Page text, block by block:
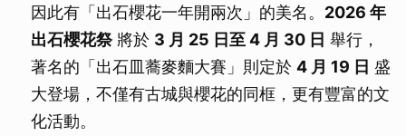
因此有「出石櫻花一年開兩次」的美名。 2026 年
出石櫻花祭將於 3 月 25 日至 4 月 30 日 舉行，
著名的「出石皿蕎麥麵大賽」則定於 4 月 19 日 盛
大登場，不僅有古城與櫻花的同框，更有豐富的文
化活動。